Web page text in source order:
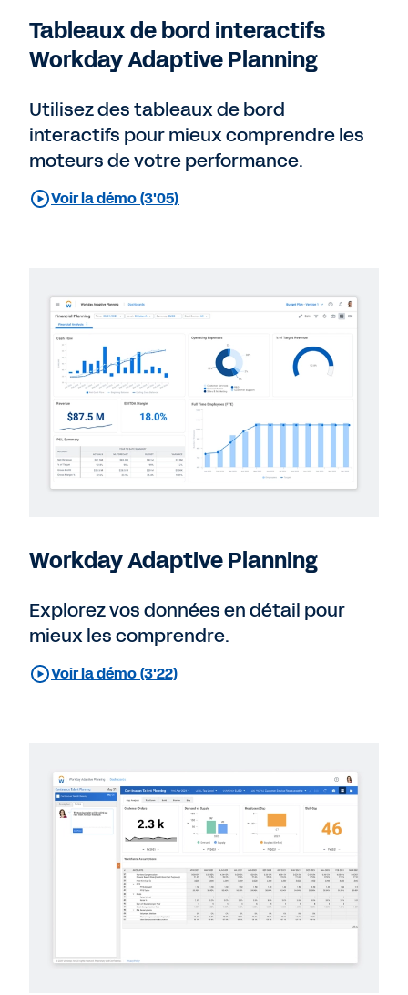
Tableaux de bord interactifs
Workday Adaptive Planning
Utilisez des tableaux de bord
interactifs pour mieux comprendre les
moteurs de votre performance.
Voir la démo (3'05)
Workday Adaptive Planning
Explorez vos données en détail pour
mieux les comprendre.
Voir la démo (3'22)